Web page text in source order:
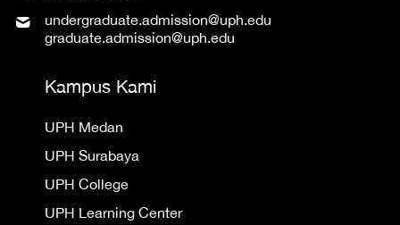
undergraduate.admission@uph.edu
graduate.admission@uph.edu
Kampus Kami
UPH Medan
UPH Surabaya
UPH College
UPH Learning Center